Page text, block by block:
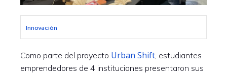
Innovación
Como parte del proyecto Urban Shift, estudiantes
emprendedores de 4 instituciones presentaron sus